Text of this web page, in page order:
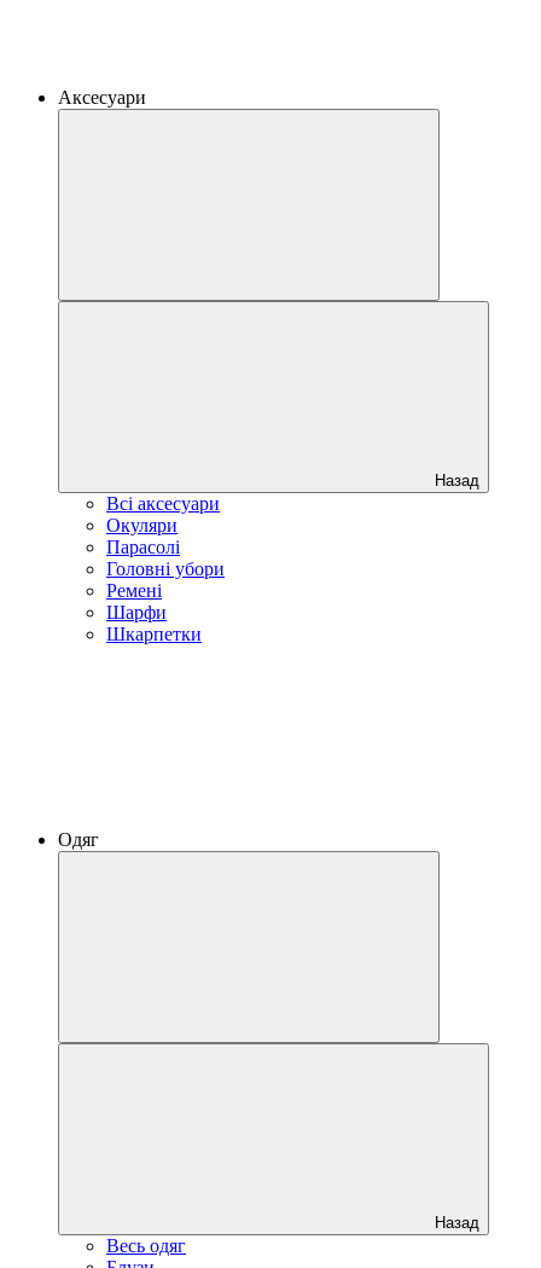
Аксесуари
Назад
Всі аксесуари
Окуляри
Парасолі
Головні убори
Ремені
Шарфи
Шкарпетки
Одяг
Назад
Весь одяг